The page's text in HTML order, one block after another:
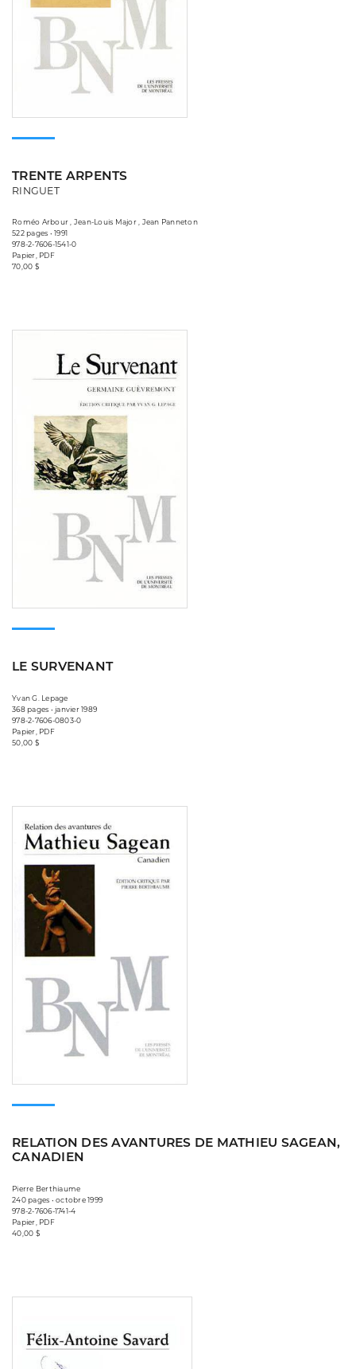
TRENTE ARPENTS
RINGUET
Roméo Arbour , Jean-Louis Major , Jean Panneton
522 pages • 1991
978-2-7606-1541-0
Papier, PDF
70,00 $
LE SURVENANT
Yvan G. Lepage
368 pages • janvier 1989
978-2-7606-0803-0
Papier, PDF
50,00 $
RELATION DES AVANTURES DE MATHIEU SAGEAN,
CANADIEN
Pierre Berthiaume
240 pages • octobre 1999
978-2-7606-1741-4
Papier, PDF
40,00 $